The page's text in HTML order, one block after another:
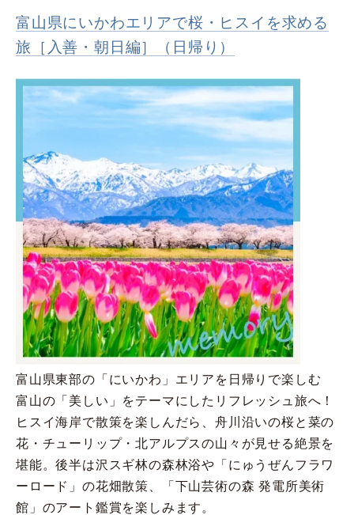
富山県にいかわエリアで桜・ヒスイを求める
旅［入善・朝日編］（日帰り）
富山県東部の「にいかわ」エリアを日帰りで楽しむ
富山の「美しい」をテーマにしたリフレッシュ旅へ！
ヒスイ海岸で散策を楽しんだら、舟川沿いの桜と菜の
花・チューリップ・北アルプスの山々が見せる絶景を
堪能。後半は沢スギ林の森林浴や「にゅうぜんフラワ
ーロード」の花畑散策、「下山芸術の森 発電所美術
館」のアート鑑賞を楽しみます。